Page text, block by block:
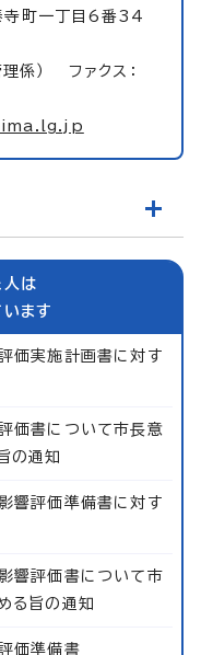
町一丁目6番34
係） ファクス：
人は
ます
価実施計画書に対す
価書について市長意
の通知
響評価準備書に対す
響評価書について市
る旨の通知
価準備書